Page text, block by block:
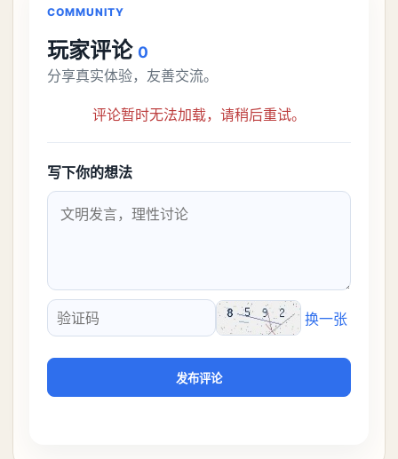
COMMUNITY
玩家评论 0
分享真实体验，友善交流。
评论暂时无法加载，请稍后重试。
写下你的想法
验证码
换一张
发布评论